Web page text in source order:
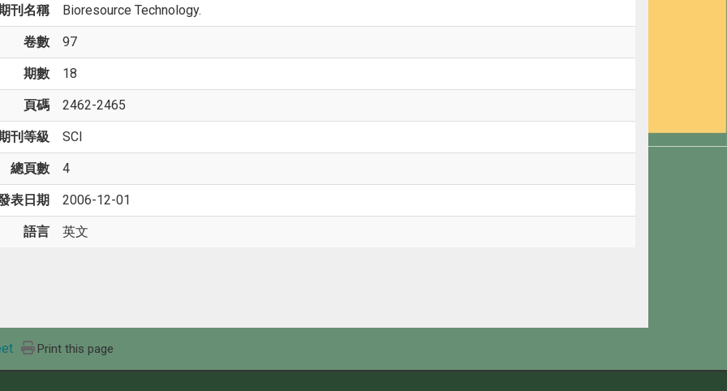
刊名稱 Bioresource Technology.
卷數 97
期數 18
頁碼 2462-2465
刊等級 SCI
總頁數 4
表日期 2006-12-01
語言 英文
Print this page